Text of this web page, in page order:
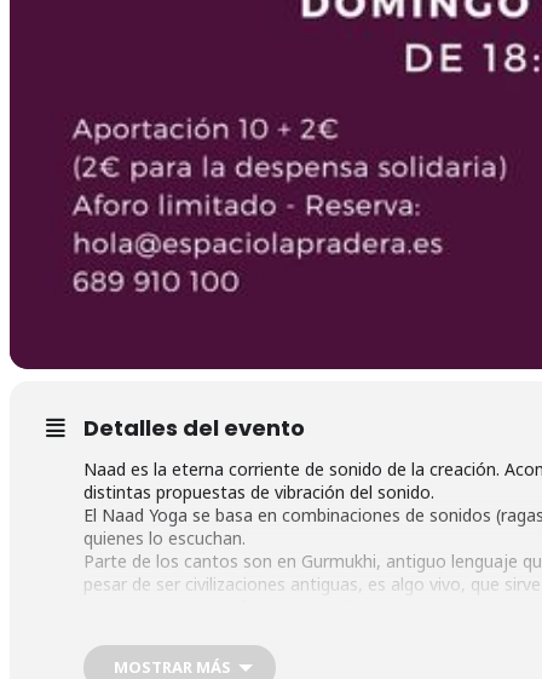
Detalles del evento
Naad es la eterna corriente de sonido de la creación.
distintas propuestas de vibración del sonido.
El Naad Yoga se basa en combinaciones de sonidos
quienes lo escuchan.
Parte de los cantos son en Gurmukhi, antiguo lenguaje
pesar de ser civilizaciones antiguas, es algo vivo, que
Como complemento al taller de Naad Yoga,
MOSTRAR MÁS